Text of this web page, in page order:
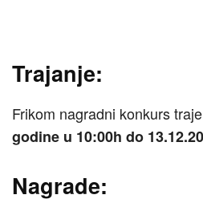
Trajanje:
Frikom nagradni konkurs
godine u 10:00h do
Nagrade: